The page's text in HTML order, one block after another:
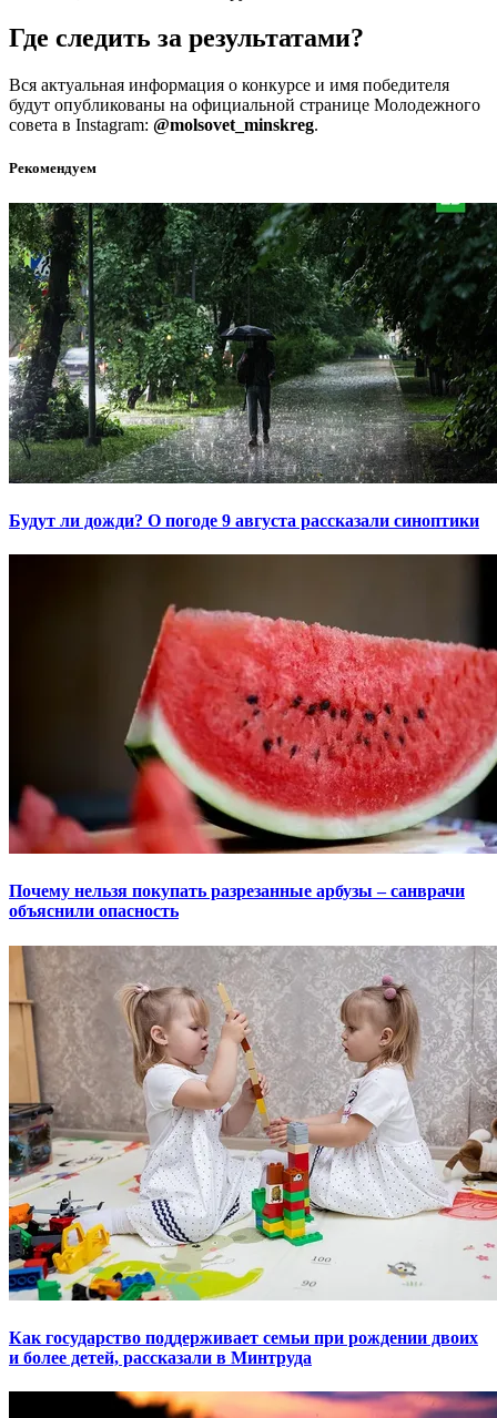
Где следить за результатами?
Вся актуальная информация о конкурсе и имя победителя
будут опубликованы на официальной странице Молодежного
совета в Instagram: @molsovet_minskreg.
Рекомендуем
Будут ли дожди? О погоде 9 августа рассказали синоптики
Почему нельзя покупать разрезанные арбузы – санврачи
объяснили опасность
Как государство поддерживает семьи при рождении двоих
и более детей, рассказали в Минтруда